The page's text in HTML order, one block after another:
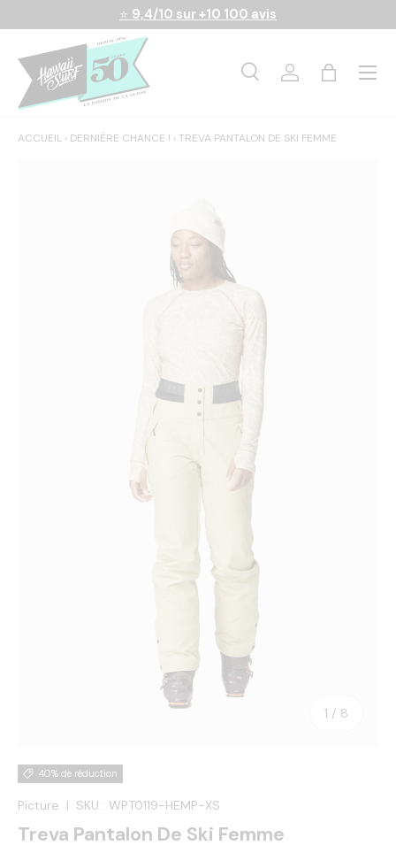
Aller au contenu
⭐ 9,4/10 sur +10 100 avis
Rechercher
RechercheSe connecter
Panier
Menu
ACCUEIL › DERNIÈRE CHANCE ! ›TREVA PANTALON DE SKI FEMME
1 / de
8
40% de réduction
Picture | SKU : WPT0119-HEMP-XS
Treva Pantalon De Ski Femme